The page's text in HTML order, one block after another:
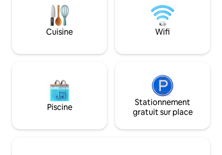
complet, cette maison loin de chez vous
peut accueillir confortablement 4-
5 personnes ! Balançoire sur le porche
avant et cour clôturée pour que les
peuvent se détendre complètement !
rondins
pierre
patio avec vue
la faune et la
300 acres.
Cuisine Wifi
Piscine
Stationnement
gratuit sur place